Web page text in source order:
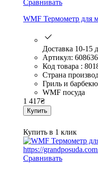
Сравнивать
WMF Термометр для
Доставка 10-15
Артикул:
Код товара :
Страна
Гриль и барбекю
WMF посуда
1 417₴
Купить
Купить в 1 клик
Сравнивать